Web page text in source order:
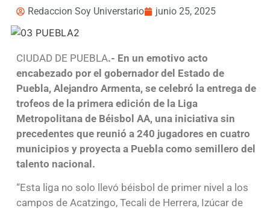
Redaccion Soy Universtario junio 25, 2025
CIUDAD DE PUEBLA.- En un emotivo acto
encabezado por el gobernador del Estado de
Puebla, Alejandro Armenta, se celebró la entrega de
trofeos de la primera edición de la Liga
Metropolitana de Béisbol AA, una iniciativa sin
precedentes que reunió a 240 jugadores en cuatro
municipios y proyecta a Puebla como semillero del
talento nacional.
“Esta liga no solo llevó béisbol de primer nivel a los
campos de Acatzingo, Tecali de Herrera, Izúcar de